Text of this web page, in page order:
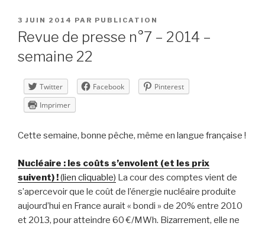
PUBLIÉ
LE
3 JUIN 2014 PAR PUBLICATION
Revue de presse n°7 – 2014 –
semaine 22
Twitter Facebook
Pinterest
Imprimer
Cette semaine, bonne pêche, même en langue française !
Nucléaire : les coûts s’envolent (et les prix
suivent) !(lien cliquable) La cour des comptes vient de
s’apercevoir que le coût de l’énergie nucléaire produite
aujourd’hui en France aurait « bondi » de 20% entre 2010
et 2013, pour atteindre 60 €/MWh. Bizarrement, elle ne